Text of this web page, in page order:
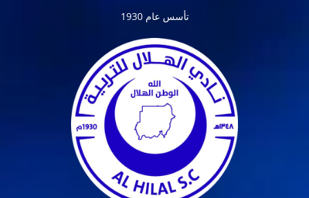
تأسس عام 1930